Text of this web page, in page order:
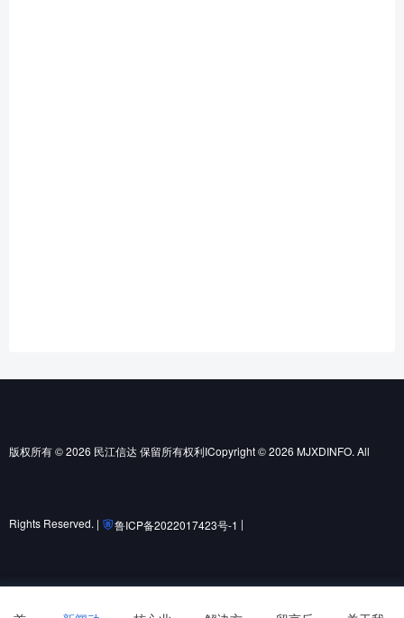
版权所有 © 2026 民江信达 保留所有权利ICopyright © 2026 MJXDINFO. All
Rights Reserved. | 鲁ICP备2022017423号-1 |